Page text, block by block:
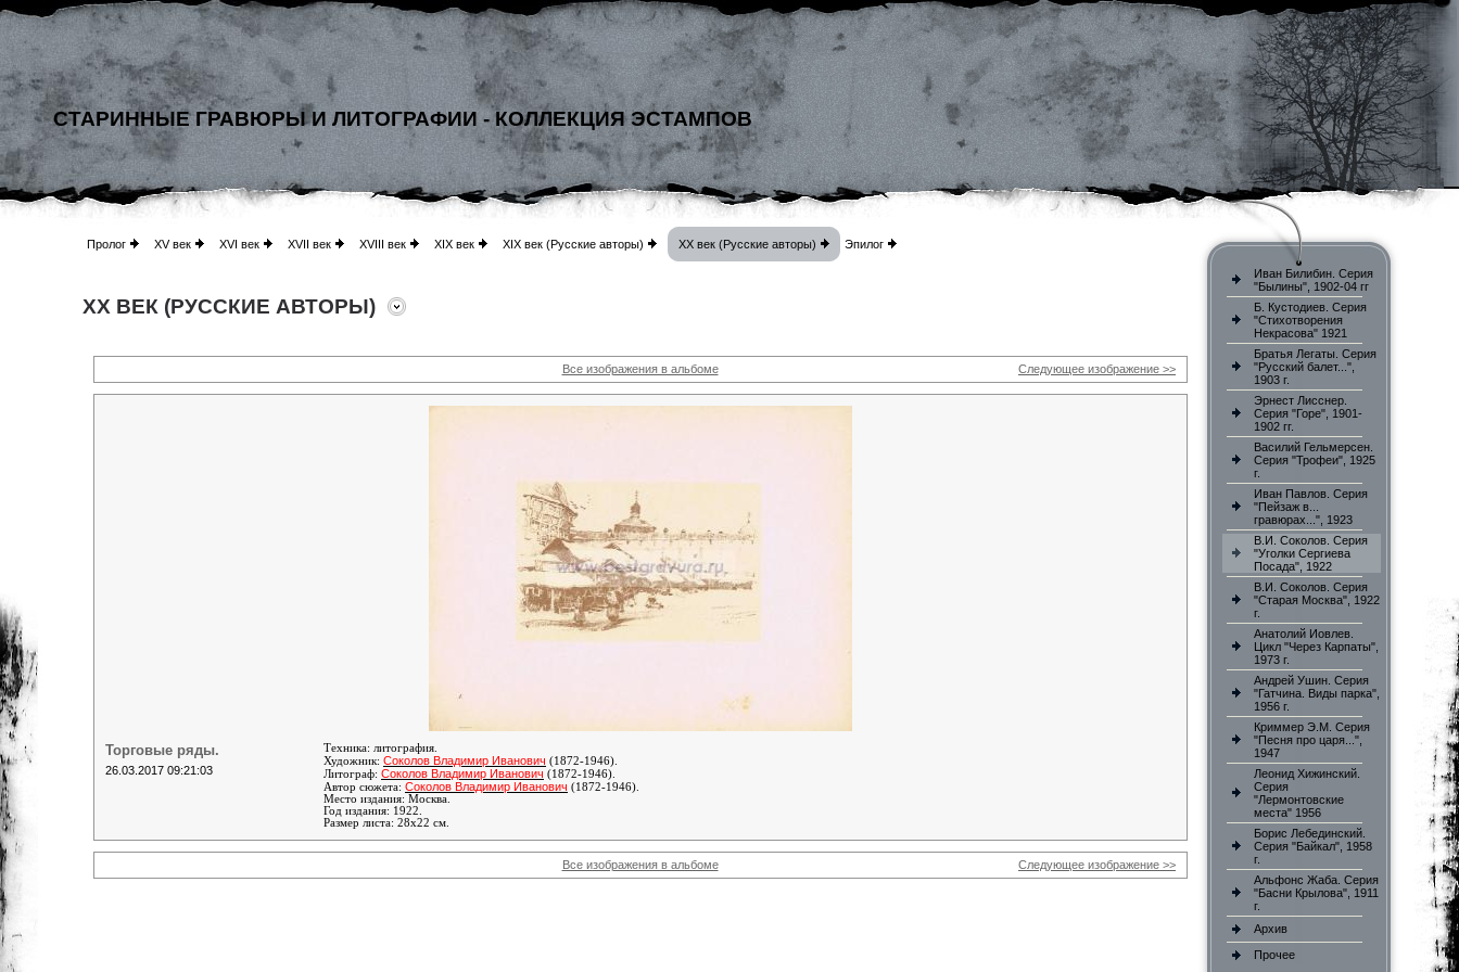
СТАРИННЫЕ ГРАВЮРЫ И ЛИТОГРАФИИ - КОЛЛЕКЦИЯ ЭСТАМПОВ
Пролог XV век XVI век XVII век XVIII век XIX век XIX век (Русские авторы) XX век (Русские авторы) Эпилог
XX ВЕК (РУССКИЕ АВТОРЫ)
Все изображения в альбоме Следующее изображение >>
Торговые ряды.
26.03.2017 09:21:03
Техника: литография.
Художник: Соколов Владимир Иванович (1872-1946).
Литограф: Соколов Владимир Иванович (1872-1946)
Автор сюжета: Соколов Владимир Иванович (1872-1946)
Место издания: Москва.
Год издания: 1922.
Размер листа: 28х22 см.
Все изображения в альбоме Следующее изображение >>
Иван Билибин. Серия
"Былины", 1902-04 гг
Б. Кустодиев. Серия
"Стихотворения
Некрасова" 1921
Братья Легаты. Серия
"Русский балет...",
1903 г.
Эрнест Лисснер.
Серия "Горе", 1901-
1902 гг.
Василий Гельмерсен.
Серия "Трофеи", 1925
г.
Иван Павлов. Серия
"Пейзаж в...
гравюрах...", 1923
В.И. Соколов. Серия
"Уголки Сергиева
Посада", 1922
В.И. Соколов. Серия
"Старая Москва", 1922
г.
Анатолий Иовлев.
Цикл "Через Карпаты",
1973 г.
Андрей Ушин. Серия
"Гатчина. Виды парка",
1956 г.
Криммер Э.М. Серия
"Песня про царя...",
1947
Леонид Хижинский.
Серия
"Лермонтовские
места" 1956
Борис Лебединский.
Серия "Байкал", 1958
г.
Альфонс Жаба. Серия
"Басни Крылова", 1911
г.
Архив
Прочее